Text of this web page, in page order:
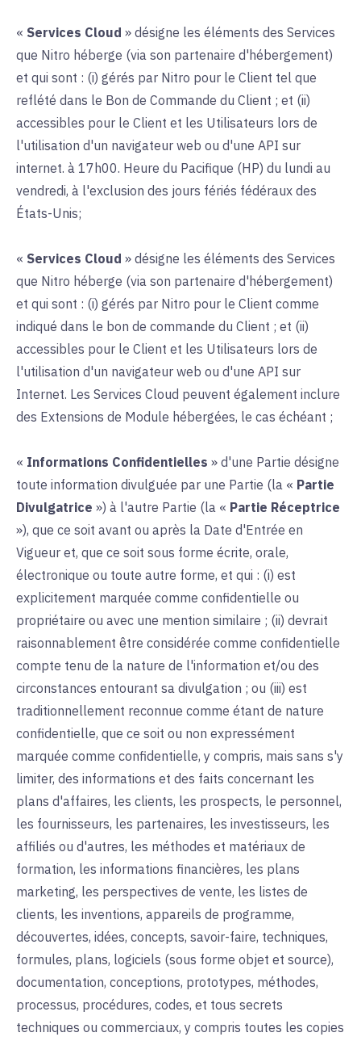
« Services Cloud » désigne les éléments des Services
que Nitro héberge (via son partenaire d'hébergement)
et qui sont : (i) gérés par Nitro pour le Client tel que
reflété dans le Bon de Commande du Client ; et (ii)
accessibles pour le Client et les Utilisateurs lors de
l'utilisation d'un navigateur web ou d'une API sur
internet. à 17h00. Heure du Pacifique (HP) du lundi au
vendredi, à l'exclusion des jours fériés fédéraux des
États-Unis;
« Services Cloud » désigne les éléments des Services
que Nitro héberge (via son partenaire d'hébergement)
et qui sont : (i) gérés par Nitro pour le Client comme
indiqué dans le bon de commande du Client ; et (ii)
accessibles pour le Client et les Utilisateurs lors de
l'utilisation d'un navigateur web ou d'une API sur
Internet. Les Services Cloud peuvent également inclure
des Extensions de Module hébergées, le cas échéant ;
« Informations Confidentielles » d'une Partie désigne
toute information divulguée par une Partie (la « Partie
Divulgatrice ») à l'autre Partie (la « Partie Réceptrice
»), que ce soit avant ou après la Date d'Entrée en
Vigueur et, que ce soit sous forme écrite, orale,
électronique ou toute autre forme, et qui : (i) est
explicitement marquée comme confidentielle ou
propriétaire ou avec une mention similaire ; (ii) devrait
raisonnablement être considérée comme confidentielle
compte tenu de la nature de l'information et/ou des
circonstances entourant sa divulgation ; ou (iii) est
traditionnellement reconnue comme étant de nature
confidentielle, que ce soit ou non expressément
marquée comme confidentielle, y compris, mais sans s'y
limiter, des informations et des faits concernant les
plans d'affaires, les clients, les prospects, le personnel,
les fournisseurs, les partenaires, les investisseurs, les
affiliés ou d'autres, les méthodes et matériaux de
formation, les informations financières, les plans
marketing, les perspectives de vente, les listes de
clients, les inventions, appareils de programme,
découvertes, idées, concepts, savoir-faire, techniques,
formules, plans, logiciels (sous forme objet et source),
documentation, conceptions, prototypes, méthodes,
processus, procédures, codes, et tous secrets
techniques ou commerciaux, y compris toutes les copies